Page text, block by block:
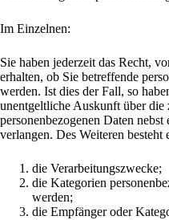
Im Einzelnen:
Sie haben jederzeit das Recht,
erhalten, ob Sie betreffende
werden. Ist dies der Fall, so
unentgeltliche Auskunft über die
personenbezogenen Daten
verlangen. Des Weiteren
die Verarbeitungszwecke;
die Kategorien
werden;
die Empfänger oder